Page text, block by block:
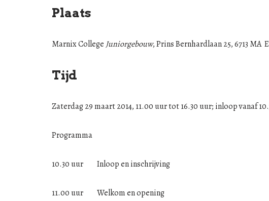
Plaats
Marnix College Juniorgebouw, Prins Bernhardlaan 25, 6713 MA
Tijd
Zaterdag 29 maart 2014, 11.00 uur tot 16.30 uur; inloop vanaf
Programma
10.30 uur Inloop en inschrijving
11.00 uur Welkom en opening